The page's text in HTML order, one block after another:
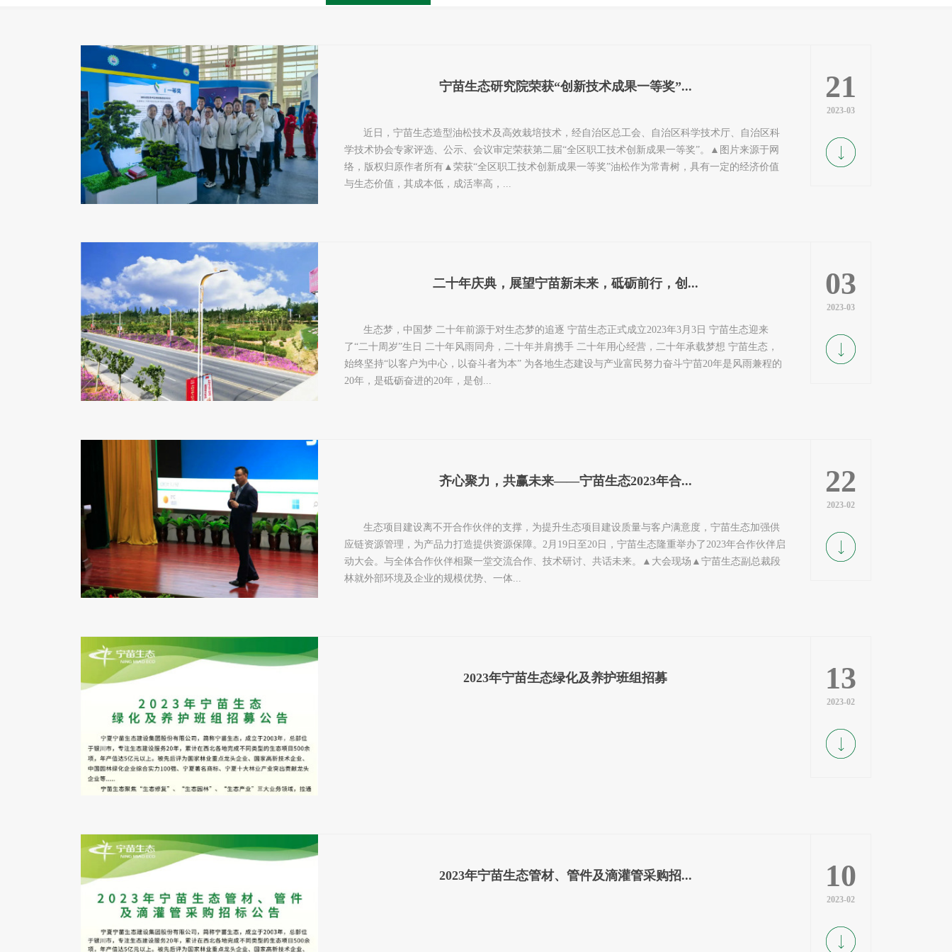
宁苗生态研究院荣获“创新技术成果一等奖”...
近日，宁苗生态造型油松技术及高效栽培技术，经自治区总工会、自治区科学技术厅、自治区科
学技术协会专家评选、公示、会议审定荣获第二届“全区职工技术创新成果一等奖”。▲图片来源于网
络，版权归原作者所有▲荣获“全区职工技术创新成果一等奖”油松作为常青树，具有一定的经济价值
与生态价值，其成本低，成活率高，...
21
2023-03
二十年庆典，展望宁苗新未来，砥砺前行，创...
生态梦，中国梦 二十年前源于对生态梦的追逐 宁苗生态正式成立2023年3月3日 宁苗生态迎来
了“二十周岁”生日 二十年风雨同舟，二十年并肩携手 二十年用心经营，二十年承载梦想 宁苗生态，
始终坚持“以客户为中心，以奋斗者为本” 为各地生态建设与产业富民努力奋斗宁苗20年是风雨兼程的
20年，是砥砺奋进的20年，是创...
03
2023-03
齐心聚力，共赢未来——宁苗生态2023年合...
生态项目建设离不开合作伙伴的支撑，为提升生态项目建设质量与客户满意度，宁苗生态加强供
应链资源管理，为产品力打造提供资源保障。2月19日至20日，宁苗生态隆重举办了2023年合作伙伴启
动大会。与全体合作伙伴相聚一堂交流合作、技术研讨、共话未来。▲大会现场▲宁苗生态副总裁段
林就外部环境及企业的规模优势、一体...
22
2023-02
2023年宁苗生态绿化及养护班组招募 13
2023-02
2023年宁苗生态管材、管件及滴灌管采购招... 10
2023-02